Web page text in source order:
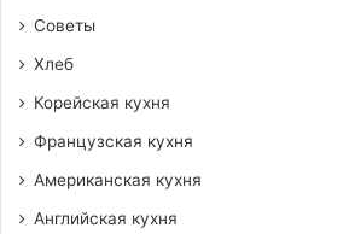
Советы
Хлеб
Корейская кухня
Французская кухня
Американская кухня
Английская кухня